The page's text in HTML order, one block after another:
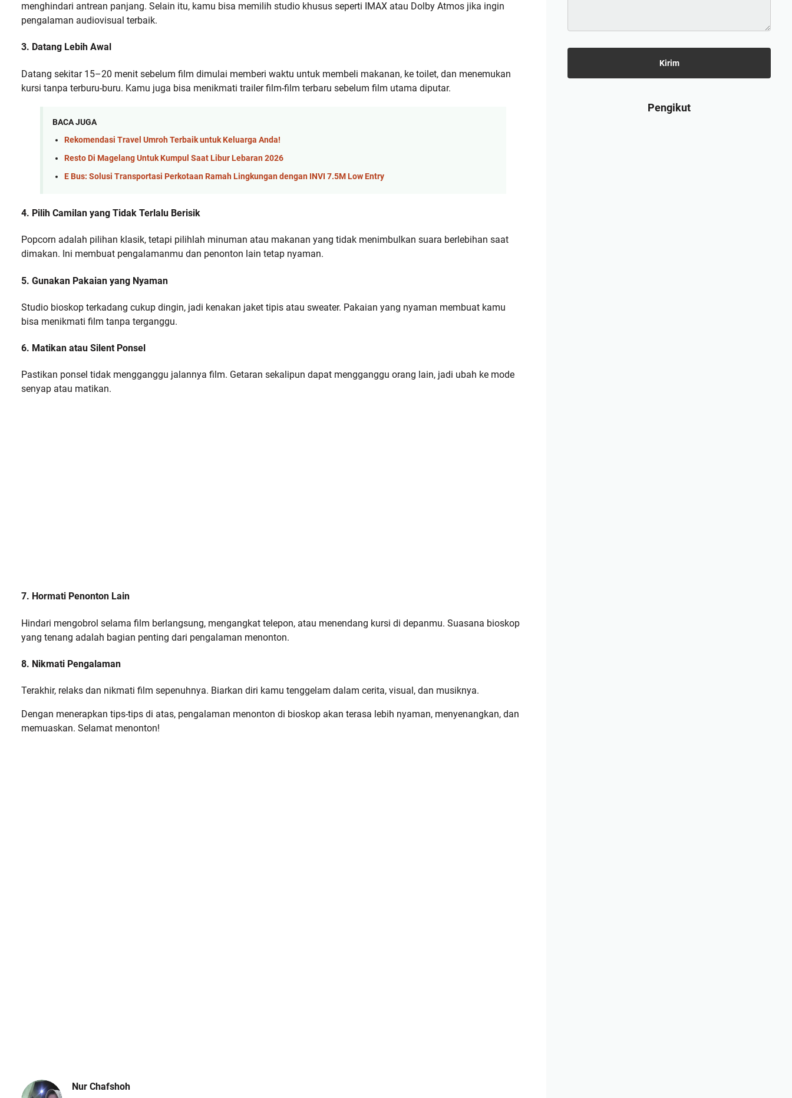
menghindari antrean panjang. Selain itu, kamu bisa memilih studio khusus seperti IMAX atau Dolby Atmos jika ingin
pengalaman audiovisual terbaik.
3. Datang Lebih Awal
Datang sekitar 15–20 menit sebelum film dimulai memberi waktu untuk membeli makanan, ke toilet, dan menemukan
kursi tanpa terburu-buru. Kamu juga bisa menikmati trailer film-film terbaru sebelum film utama diputar.
BACA JUGA
Rekomendasi Travel Umroh Terbaik untuk Keluarga Anda!
Resto Di Magelang Untuk Kumpul Saat Libur Lebaran 2026
E Bus: Solusi Transportasi Perkotaan Ramah Lingkungan dengan INVI 7.5M Low Entry
4. Pilih Camilan yang Tidak Terlalu Berisik
Popcorn adalah pilihan klasik, tetapi pilihlah minuman atau makanan yang tidak menimbulkan suara berlebihan saat
dimakan. Ini membuat pengalamanmu dan penonton lain tetap nyaman.
5. Gunakan Pakaian yang Nyaman
Studio bioskop terkadang cukup dingin, jadi kenakan jaket tipis atau sweater. Pakaian yang nyaman membuat kamu
bisa menikmati film tanpa terganggu.
6. Matikan atau Silent Ponsel
Pastikan ponsel tidak mengganggu jalannya film. Getaran sekalipun dapat mengganggu orang lain, jadi ubah ke mode
senyap atau matikan.
7. Hormati Penonton Lain
Hindari mengobrol selama film berlangsung, mengangkat telepon, atau menendang kursi di depanmu. Suasana bioskop
yang tenang adalah bagian penting dari pengalaman menonton.
8. Nikmati Pengalaman
Terakhir, relaks dan nikmati film sepenuhnya. Biarkan diri kamu tenggelam dalam cerita, visual, dan musiknya.
Dengan menerapkan tips-tips di atas, pengalaman menonton di bioskop akan terasa lebih nyaman, menyenangkan, dan
memuaskan. Selamat menonton!
Nur Chafshoh
Pengikut